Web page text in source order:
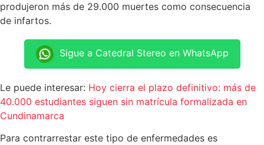
produjeron más de 29.000 muertes como consecuencia
de infartos.
Sigue a Catedral Stereo en WhatsApp
Le puede interesar: Hoy cierra el plazo definitivo: más de
40.000 estudiantes siguen sin matrícula formalizada en
Cundinamarca
Para contrarrestar este tipo de enfermedades es